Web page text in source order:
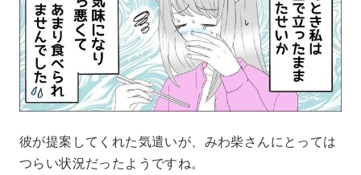
彼が提案してくれた気遣いが、みわ柴さんにとっては
つらい状況だったようですね。